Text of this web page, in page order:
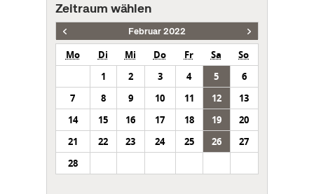
Zeitraum wählen
Februar 2022
Mo Di Mi Do Fr Sa
So
1
2 3 4 5
6
7
8 9 10 11 12
13
14
15 16 17 18 19
20
21
22 23 24 25 26
27
28